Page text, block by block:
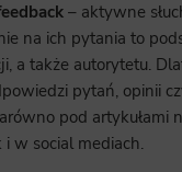
– aktywne
na ich pytania to
a także autorytetu.
pytań, opinii
pod artykułami
w social mediach.